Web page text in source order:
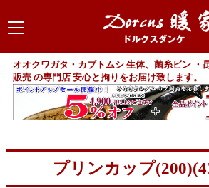
オオクワガタ・カブトムシ 生体、菌糸ビン ・
販売 の専門店 安心と拘りをお届け致します。
プリンカップ